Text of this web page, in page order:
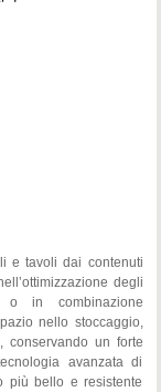
e tavoli dai contenuti
degli
o in combinazione
nello stoccaggio,
conservando un forte
avanzata di
più bello e resistente